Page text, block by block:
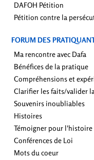
DAFOH Pétition
Pétition contre la
FORUM DES
Ma rencontre avec Dafa
Bénéfices de la pratique
Compréhensions et
Clarifier les faits/valider
Souvenirs inoubliables
Histoires
Témoigner pour l'histoire
Conférences de Loi
Mots du coeur